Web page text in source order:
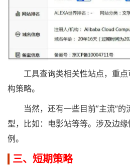
工具查询类相关性站点，重点
构策略。
当然，还有一些目前”主流“的
型，比如：电影站等等。涉及边
例。
三、短期策略